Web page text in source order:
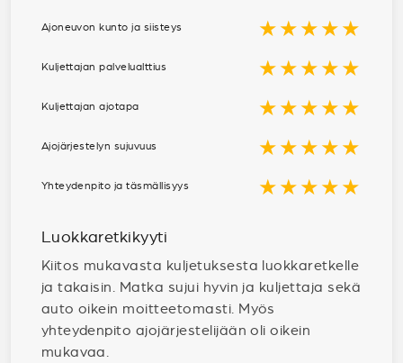
Ajoneuvon kunto ja siisteys ★★★★★
Kuljettajan palvelualttius ★★★★★
Kuljettajan ajotapa ★★★★★
Ajojärjestelyn sujuvuus ★★★★★
Yhteydenpito ja täsmällisyys ★★★★★
Luokkaretkikyyti
Kiitos mukavasta kuljetuksesta luokkaretkelle
ja takaisin. Matka sujui hyvin ja kuljettaja sekä
auto oikein moitteetomasti. Myös
yhteydenpito ajojärjestelijään oli oikein
mukavaa.